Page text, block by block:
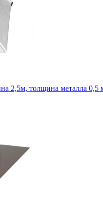
2,5м, толщина металла 0,5